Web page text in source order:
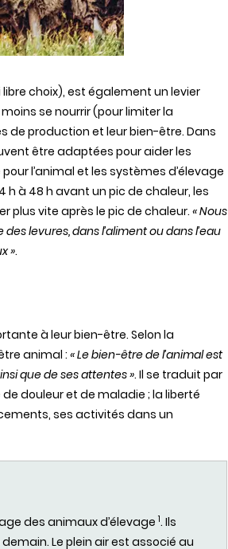
choix), est également un levier
se nourrir (pour limiter la
de production et leur bien-être. Dans
être adaptées pour aider les
l’animal et les systèmes d’élevage
h à 48 h avant un pic de chaleur, les
plus vite après le pic de chaleur. « Nous
levures, dans l’aliment ou dans l’eau
».
à leur bien-être. Selon la
animal : « Le bien-être de l’animal est
que de ses attentes ». Il se traduit par
de douleur et de maladie ; la liberté
ses activités dans un
des animaux d’élevage 1. Ils
Le plein air est associé au